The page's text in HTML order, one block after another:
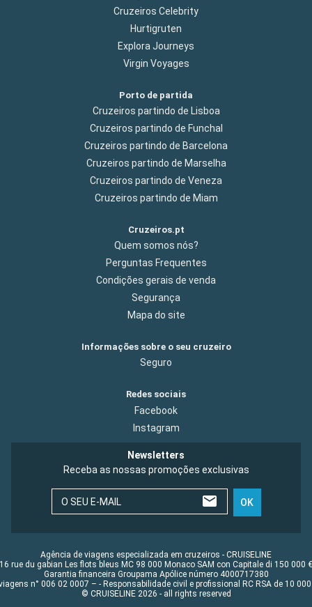
Cruzeiros Celebrity
Hurtigruten
Explora Journeys
Virgin Voyages
Porto de partida
Cruzeiros partindo de Lisboa
Cruzeiros partindo de Funchal
Cruzeiros partindo de Barcelona
Cruzeiros partindo de Marselha
Cruzeiros partindo de Veneza
Cruzeiros partindo de Miam
Cruzeiros.pt
Quem somos nós?
Perguntas Frequentes
Condições gerais de venda
Segurança
Mapa do site
Informações sobre o seu cruzeiro
Seguro
Redes sociais
Facebook
Instagram
Newsletters
Receba as nossas promoções exclusivas
O SEU E-MAIL OK
Agência de viagens especializada em cruzeiros - CRUISELINE
16 rue du gabian Les flots bleus MC 98 000 Monaco SAM con Capitale di 150 000 €
Garantia financeira Groupama Apólice número 4000717380
n° 006 02 0007 – - Responsabilidade civil e profissional RC RSA de 10 000
© CRUISELINE 2026 - all rights reserved